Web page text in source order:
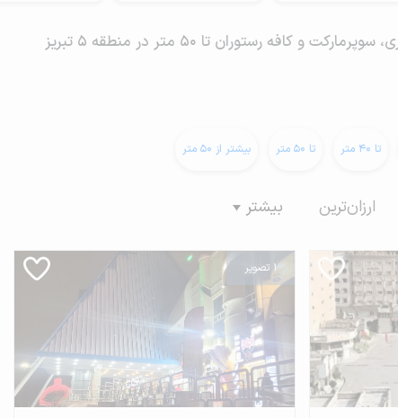
کافه رستوران تا 50 متر در منطقه 5 تبریز
تا 40 متر تا 50 متر بیشتر از 50 متر
ارزان‌ترین بیشتر
1 تصویر